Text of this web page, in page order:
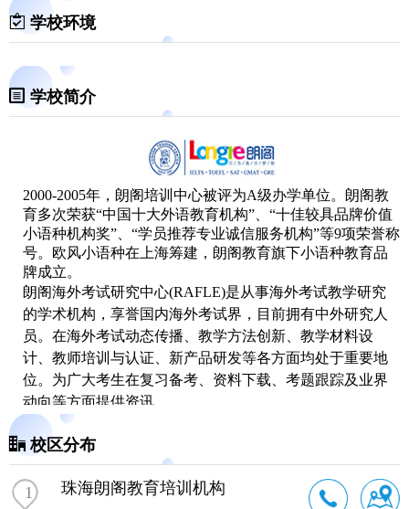
学校环境
学校简介
2000-2005年，朗阁培训中心被评为A级办学单位。朗阁教
育多次荣获“中国十大外语教育机构”、“十佳较具品牌价值
小语种机构奖”、“学员推荐专业诚信服务机构”等9项荣誉称
号。欧风小语种在上海筹建，朗阁教育旗下小语种教育品
牌成立。
朗阁海外考试研究中心(RAFLE)是从事海外考试教学研究
的学术机构，享誉国内海外考试界，目前拥有中外研究人
员。在海外考试动态传播、教学方法创新、教学材料设
计、教师培训与认证、新产品研发等各方面均处于重要地
位。为广大考生在复习备考、资料下载、考题跟踪及业界
动向等方面提供资讯。
朗阁美国考试学院(LAAT)隶属朗阁教育旗下，是国内较好
的考试类学术研发机构，汇聚了业内北美留学教育的学术
精英。自学院开设以来，始终以学员提升为已任。此外，
在固有的新托福、初中托福、新SAT、SSAT、ACT、
校区分布
1 珠海朗阁教育培训机构